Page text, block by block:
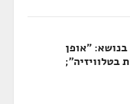
"אופן
בטלוויזיה";